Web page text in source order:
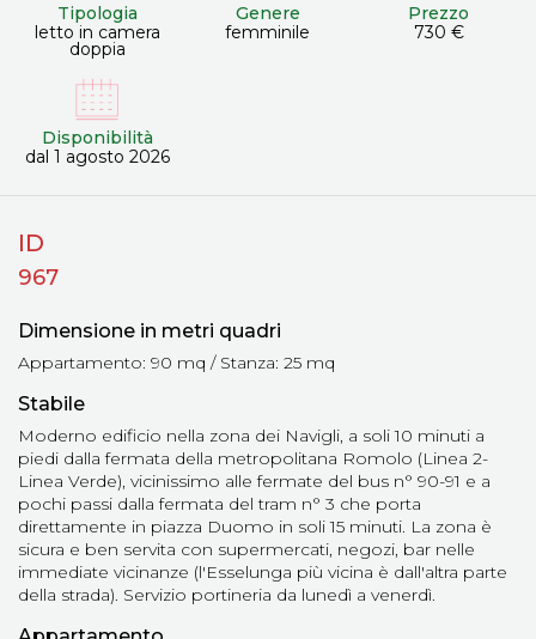
Tipologia
letto in camera
doppia
Genere
femminile
Prezzo
730 €
Disponibilità
dal 1 agosto 2026
ID
967
Dimensione in metri quadri
Appartamento: 90 mq / Stanza: 25 mq
Stabile
Moderno edificio nella zona dei Navigli, a soli 10 minuti a
piedi dalla fermata della metropolitana Romolo (Linea 2-
Linea Verde), vicinissimo alle fermate del bus n° 90-91 e a
pochi passi dalla fermata del tram n° 3 che porta
direttamente in piazza Duomo in soli 15 minuti. La zona è
sicura e ben servita con supermercati, negozi, bar nelle
immediate vicinanze (l'Esselunga più vicina è dall'altra parte
della strada). Servizio portineria da lunedì a venerdì.